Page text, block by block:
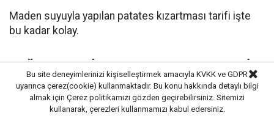
Maden suyuyla yapılan patates kızartması tarifi işte
bu kadar kolay.
YAĞIN YETERİNCE ISINMASINI BEKLEYİN
Hazırlanan patatesleri yağ henüz yeterince ısınmadan
tavaya eklemek doğru sonuç vermeyebilir. Patatesler
Bu site deneyimlerinizi kişiselleştirmek amacıyla KVKK ve GDPR
uyarınca çerez(cookie) kullanmaktadır. Bu konu hakkında detaylı bilgi
almak için Çerez politikamızı gözden geçirebilirsiniz. Sitemizi
kullanarak, çerezleri kullanmamızı kabul edersiniz.